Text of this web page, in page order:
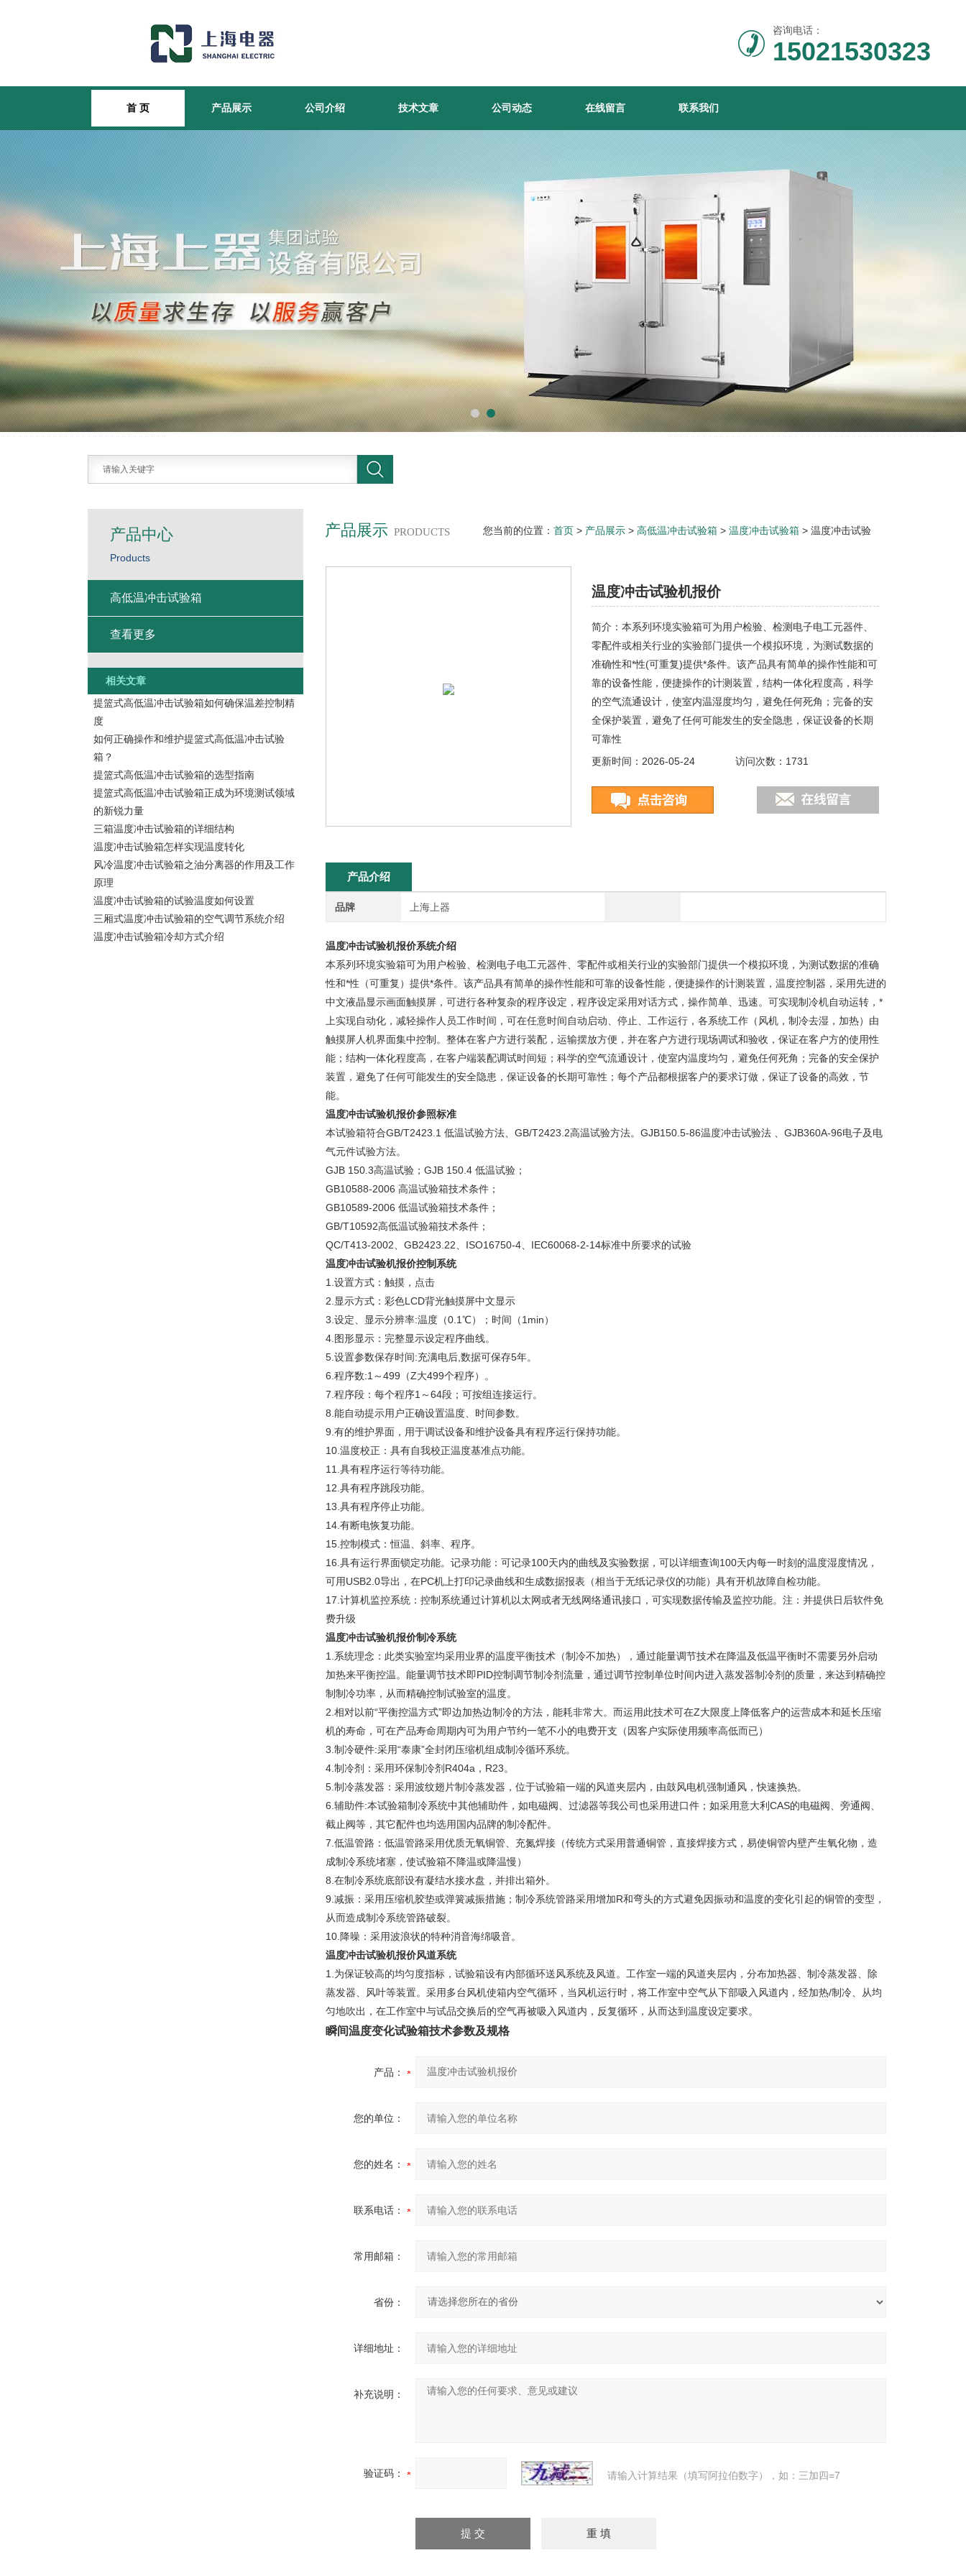
咨询电话：
15021530323
首 页 产品展示 公司介绍 技术文章 公司动态 在线留言 联系我们
产品展示 PRODUCTS 您当前的位置： 首页 > 产品展示 > 高低温冲击试验箱 > 温度冲击试验箱 > 温度冲击试验
温度冲击试验机报价
简介：本系列环境实验箱可为用户检验、检测电子电工元器件、
零配件或相关行业的实验部门提供一个模拟环境，为测试数据的
准确性和*性(可重复)提供*条件。该产品具有简单的操作性能和可
靠的设备性能，便捷操作的计测装置，结构一体化程度高，科学
的空气流通设计，使室内温湿度均匀，避免任何死角；完备的安
全保护装置，避免了任何可能发生的安全隐患，保证设备的长期
可靠性
更新时间：2026-05-24
访问次数：1731
产品介绍
品牌 上海上器
温度冲击试验机报价系统介绍
本系列环境实验箱可为用户检验、检测电子电工元器件、零配件或相关行业的实验部门提供一个模拟环境，为测试数据的准确
性和*性（可重复）提供*条件。该产品具有简单的操作性能和可靠的设备性能，便捷操作的计测装置，温度控制器，采用先进的
中文液晶显示画面触摸屏，可进行各种复杂的程序设定，程序设定采用对话方式，操作简单、迅速。可实现制冷机自动运转，*
上实现自动化，减轻操作人员工作时间，可在任意时间自动启动、停止、工作运行，各系统工作（风机，制冷去湿，加热）由
触摸屏人机界面集中控制。整体在客户方进行装配，运输摆放方便，并在客户方进行现场调试和验收，保证在客户方的使用性
能；结构一体化程度高，在客户端装配调试时间短；科学的空气流通设计，使室内温度均匀，避免任何死角；完备的安全保护
装置，避免了任何可能发生的安全隐患，保证设备的长期可靠性；每个产品都根据客户的要求订做，保证了设备的高效，节
能。
温度冲击试验机报价参照标准
本试验箱符合GB/T2423.1 低温试验方法、GB/T2423.2高温试验方法。GJB150.5-86温度冲击试验法 、GJB360A-96电子及电
气元件试验方法。
GJB 150.3高温试验；GJB 150.4 低温试验；
GB10588-2006 高温试验箱技术条件；
GB10589-2006 低温试验箱技术条件；
GB/T10592高低温试验箱技术条件；
QC/T413-2002、GB2423.22、ISO16750-4、IEC60068-2-14标准中所要求的试验
温度冲击试验机报价控制系统
1.设置方式：触摸，点击
2.显示方式：彩色LCD背光触摸屏中文显示
3.设定、显示分辨率:温度（0.1℃）；时间（1min）
4.图形显示：完整显示设定程序曲线。
5.设置参数保存时间:充满电后,数据可保存5年。
6.程序数:1～499（Z大499个程序）。
7.程序段：每个程序1～64段；可按组连接运行。
8.能自动提示用户正确设置温度、时间参数。
9.有的维护界面，用于调试设备和维护设备具有程序运行保持功能。
10.温度校正：具有自我校正温度基准点功能。
11.具有程序运行等待功能。
12.具有程序跳段功能。
13.具有程序停止功能。
14.有断电恢复功能。
15.控制模式：恒温、斜率、程序。
16.具有运行界面锁定功能。记录功能：可记录100天内的曲线及实验数据，可以详细查询100天内每一时刻的温度湿度情况，
可用USB2.0导出，在PC机上打印记录曲线和生成数据报表（相当于无纸记录仪的功能）具有开机故障自检功能。
17.计算机监控系统：控制系统通过计算机以太网或者无线网络通讯接口，可实现数据传输及监控功能。注：并提供日后软件免
费升级
温度冲击试验机报价制冷系统
1.系统理念：此类实验室均采用业界的温度平衡技术（制冷不加热），通过能量调节技术在降温及低温平衡时不需要另外启动
加热来平衡控温。能量调节技术即PID控制调节制冷剂流量，通过调节控制单位时间内进入蒸发器制冷剂的质量，来达到精确控
制制冷功率，从而精确控制试验室的温度。
2.相对以前“平衡控温方式”即边加热边制冷的方法，能耗非常大。而运用此技术可在Z大限度上降低客户的运营成本和延长压缩
机的寿命，可在产品寿命周期内可为用户节约一笔不小的电费开支（因客户实际使用频率高低而已）
3.制冷硬件:采用“泰康”全封闭压缩机组成制冷循环系统。
4.制冷剂：采用环保制冷剂R404a，R23。
5.制冷蒸发器：采用波纹翅片制冷蒸发器，位于试验箱一端的风道夹层内，由鼓风电机强制通风，快速换热。
6.辅助件:本试验箱制冷系统中其他辅助件，如电磁阀、过滤器等我公司也采用进口件；如采用意大利CAS的电磁阀、旁通阀、
截止阀等，其它配件也均选用国内品牌的制冷配件。
7.低温管路：低温管路采用优质无氧铜管、充氮焊接（传统方式采用普通铜管，直接焊接方式，易使铜管内壁产生氧化物，造
成制冷系统堵塞，使试验箱不降温或降温慢）
8.在制冷系统底部设有凝结水接水盘，并排出箱外。
9.减振：采用压缩机胶垫或弹簧减振措施；制冷系统管路采用增加R和弯头的方式避免因振动和温度的变化引起的铜管的变型，
从而造成制冷系统管路破裂。
10.降噪：采用波浪状的特种消音海绵吸音。
温度冲击试验机报价风道系统
1.为保证较高的均匀度指标，试验箱设有内部循环送风系统及风道。工作室一端的风道夹层内，分布加热器、制冷蒸发器、除
蒸发器、风叶等装置。采用多台风机使箱内空气循环，当风机运行时，将工作室中空气从下部吸入风道内，经加热/制冷、从均
匀地吹出，在工作室中与试品交换后的空气再被吸入风道内，反复循环，从而达到温度设定要求。
瞬间温度变化试验箱技术参数及规格
产品：
您的单位：
您的姓名：
联系电话：
常用邮箱：
省份：
详细地址：
补充说明：
验证码： 请输入计算结果（填写阿拉伯数字），如：三加四=7
产品中心
Products
高低温冲击试验箱
查看更多
相关文章
提篮式高低温冲击试验箱如何确保温差控制精
度
如何正确操作和维护提篮式高低温冲击试验
箱？
提篮式高低温冲击试验箱的选型指南
提篮式高低温冲击试验箱正成为环境测试领域
的新锐力量
三箱温度冲击试验箱的详细结构
温度冲击试验箱怎样实现温度转化
风冷温度冲击试验箱之油分离器的作用及工作
原理
温度冲击试验箱的试验温度如何设置
三厢式温度冲击试验箱的空气调节系统介绍
温度冲击试验箱冷却方式介绍